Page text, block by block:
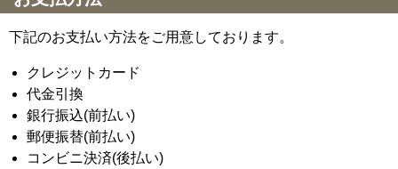
下記のお支払い方法をご用意しております。
クレジットカード
代金引換
銀行振込(前払い)
郵便振替(前払い)
コンビニ決済(後払い)